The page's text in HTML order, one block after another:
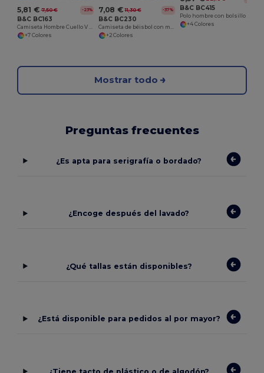
5,81 € 7,50 € -23%
B&C BC163
+7 Colores
7,08 € 11,30 € -37%
B&C BC230
+2 Colores
B&C BC415
Polo hombre con bolsillo
+4 Colores
Mostrar todo
Preguntas frecuentes
¿Es apta para serigrafía o bordado?
¿Encoge después del lavado?
¿Qué tallas están disponibles?
¿Está disponible para pedidos al por mayor?